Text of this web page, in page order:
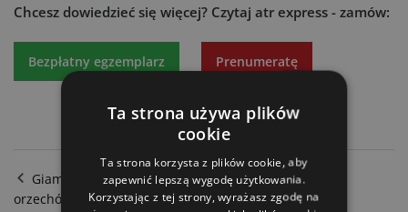
Chcesz dowiedzieć się więcej? Czytaj atr express - zamów:
Bezpłatny egzemplarz Prenumeratę
Giampi/Agro-Classic - Maszyny do uprawy i zbioru
orzechów
Ta strona używa plików
cookie
Ta strona korzysta z plików cookie, aby
zapewnić lepszą wygodę użytkowania.
Korzystając z tej strony, wyrażasz zgodę na